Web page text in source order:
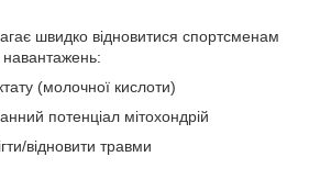
швидко відновитися спортсменам
навантажень:
(молочної кислоти)
потенціал мітохондрій
відновити травми